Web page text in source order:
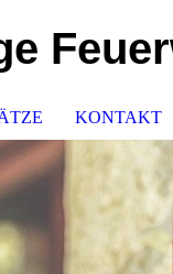
KONTAKT